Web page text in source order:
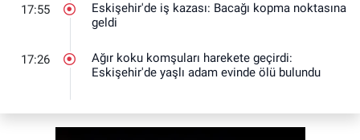
17:55
Eskişehir'de iş kazası: Bacağı kopma noktasına
geldi
17:26
Ağır koku komşuları harekete geçirdi:
Eskişehir'de yaşlı adam evinde ölü bulundu